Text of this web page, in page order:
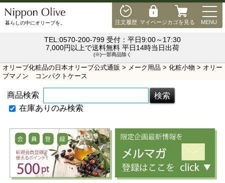
注文履歴 マイページカゴを見る MENU
暮らしの中にオリーブを。
TEL:0570-200-799 受付：平日9:00～17:30
7,000円以上で送料無料 平日14時当日出荷
(※)一部商品除く
オリーブ化粧品の日本オリーブ公式通販 > メーク用品 > 化粧小物 > オリー
ブマノン コンパクトケース
商品検索
在庫ありのみ検索